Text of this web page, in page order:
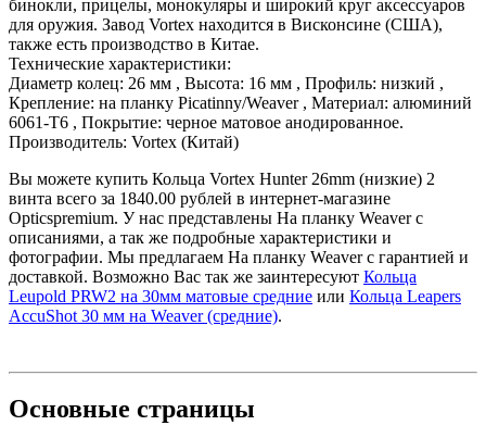
бинокли, прицелы, монокуляры и широкий круг аксессуаров
для оружия. Завод Vortex находится в Висконсине (США),
также есть производство в Китае.
Технические характеристики:
Диаметр колец: 26 мм , Высота: 16 мм , Профиль: низкий ,
Крепление: на планку Picatinny/Weaver , Материал: алюминий
6061-Т6 , Покрытие: черное матовое анодированное.
Производитель: Vortex (Китай)
Вы можете купить Кольца Vortex Hunter 26mm (низкие) 2
винта всего за 1840.00 рублей в интернет-магазине
Opticspremium. У нас представлены На планку Weaver с
описаниями, а так же подробные характеристики и
фотографии. Мы предлагаем На планку Weaver с гарантией и
доставкой. Возможно Вас так же заинтересуют Кольца
Leupold PRW2 на 30мм матовые средние или Кольца Leapers
AccuShot 30 мм на Weaver (средние).
Основные страницы